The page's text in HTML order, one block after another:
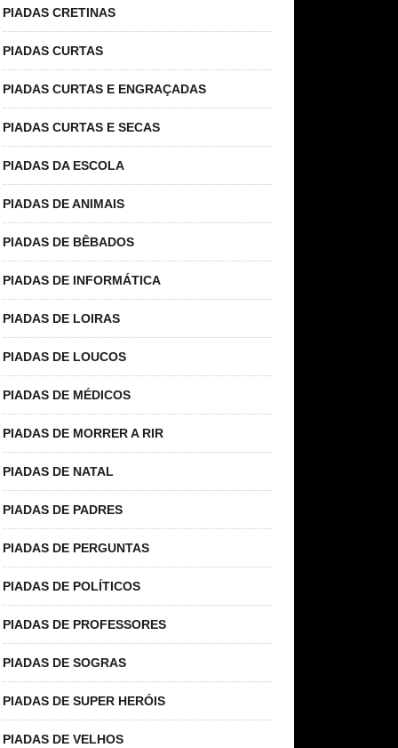
PIADAS CRETINAS
PIADAS CURTAS
PIADAS CURTAS E ENGRAÇADAS
PIADAS CURTAS E SECAS
PIADAS DA ESCOLA
PIADAS DE ANIMAIS
PIADAS DE BÊBADOS
PIADAS DE INFORMÁTICA
PIADAS DE LOIRAS
PIADAS DE LOUCOS
PIADAS DE MÉDICOS
PIADAS DE MORRER A RIR
PIADAS DE NATAL
PIADAS DE PADRES
PIADAS DE PERGUNTAS
PIADAS DE POLÍTICOS
PIADAS DE PROFESSORES
PIADAS DE SOGRAS
PIADAS DE SUPER HERÓIS
PIADAS DE VELHOS